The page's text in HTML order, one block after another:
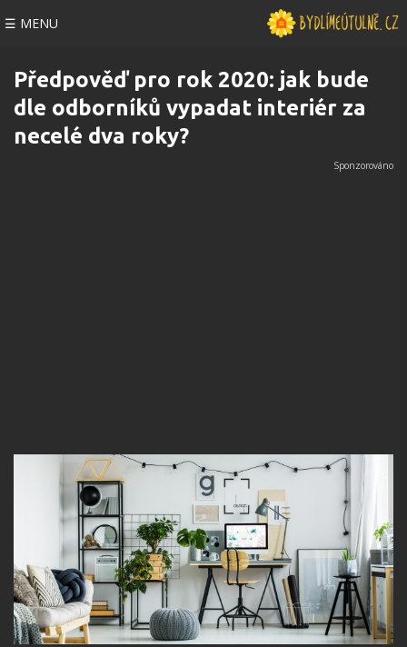
☰ MENU
Předpověď pro rok 2020: jak bude
dle odborníků vypadat interiér za
necelé dva roky?